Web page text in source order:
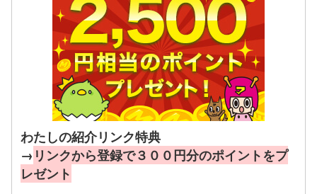
わたしの紹介リンク特典
→ リンクから登録で３００円分のポイントをプ
レゼント